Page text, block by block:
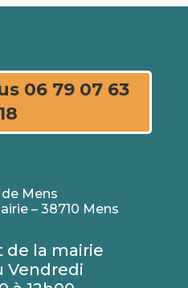
06 79 07 63
18
Mens
– 38710 Mens
de la mairie
Vendredi